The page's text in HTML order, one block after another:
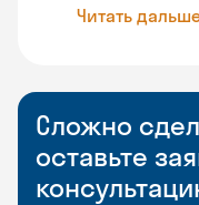
Читать
Сложно
оставьте